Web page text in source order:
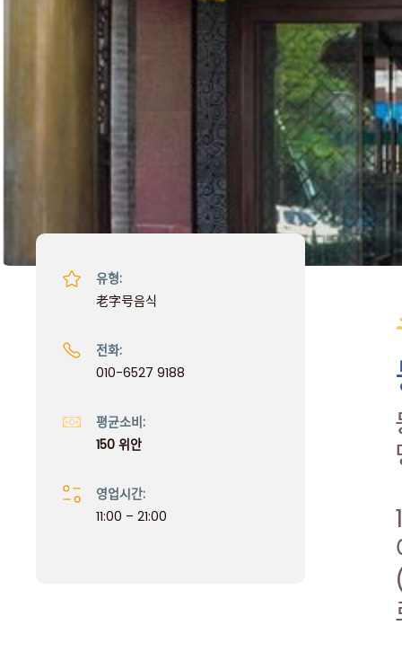
유형:
老字号음식
전화:
010-6527 9188
평균소비:
150 위안
영업시간:
11:00 – 21:00